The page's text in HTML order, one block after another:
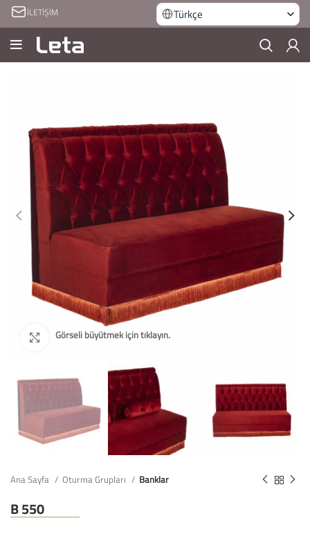
İLETİŞİM Türkçe
Ana Sayfa Oturma Grupları Banklar
B 550